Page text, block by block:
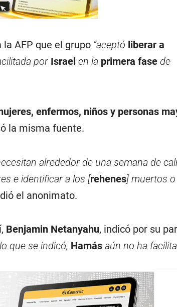
AFP que el grupo “aceptó liberar a
por Israel en la primera fasede
enfermos, niños y personas
la misma fuente.
alrededor de una semana de
e identificar a los [rehenes] muertos o
el anonimato.
Benjamin Netanyahu, indicó por su
que se indicó, Hamásaún no ha